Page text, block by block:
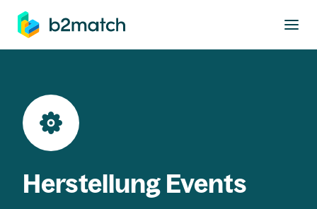
springen
Herstellung Events